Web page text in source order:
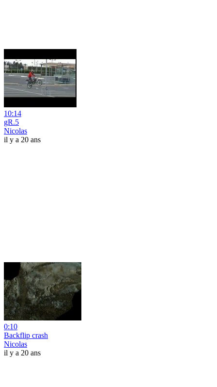
10:14
gR.5
Nicolas
il y a 20 ans
0:10
Backflip crash
Nicolas
il y a 20 ans